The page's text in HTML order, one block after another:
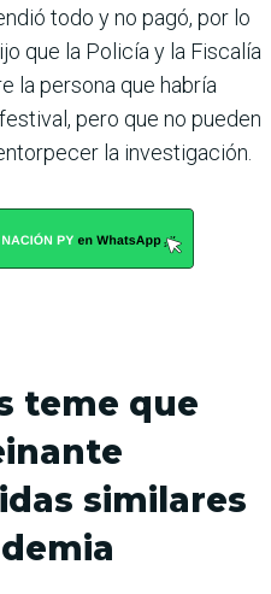
todo y no pagó, por lo
que la Policía y la Fiscalía
la persona que habría
pero que no pueden
la investigación.
teme que
similares